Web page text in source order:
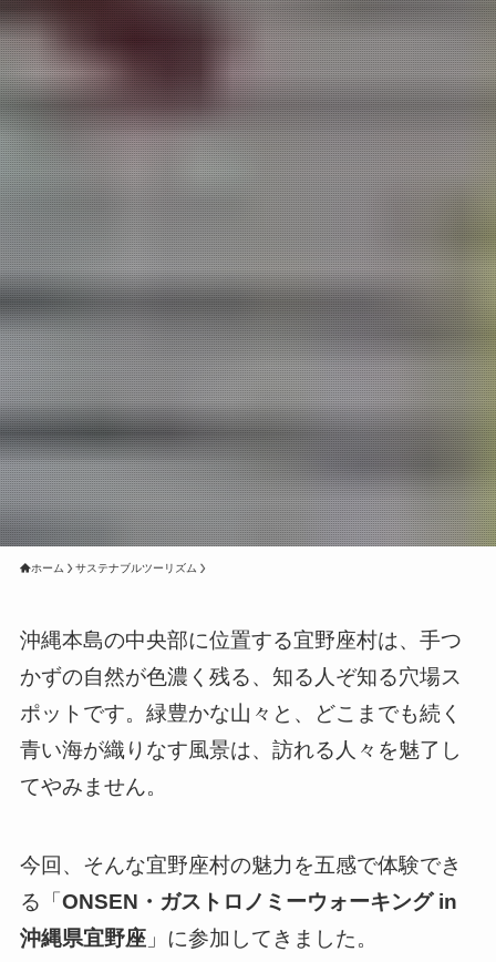
ホーム サステナブルツーリズム
沖縄本島の中央部に位置する宜野座村は、手つ
かずの自然が色濃く残る、知る人ぞ知る穴場ス
ポットです。緑豊かな山々と、どこまでも続く
青い海が織りなす風景は、訪れる人々を魅了し
てやみません。
今回、そんな宜野座村の魅力を五感で体験でき
る「ONSEN・ガストロノミーウォーキング in
沖縄県宜野座」に参加してきました。